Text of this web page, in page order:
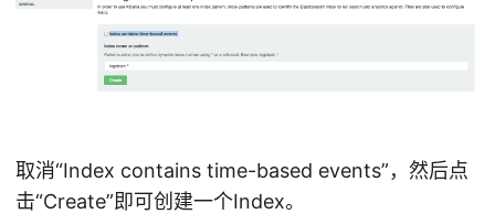
取消“Index contains time-based events”，然后点
击“Create”即可创建一个Index。